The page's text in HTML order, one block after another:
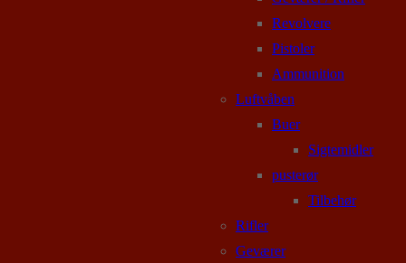
Revolvere
Pistoler
Ammunition
Luftvåben
Buer
Sigtemidler
pusterør
Tilbehør
Rifler
Geværer